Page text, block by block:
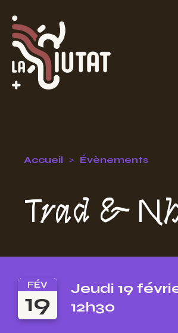
Accueil Évènements
Trad &
FÉV
19
Jeudi 19
12h30